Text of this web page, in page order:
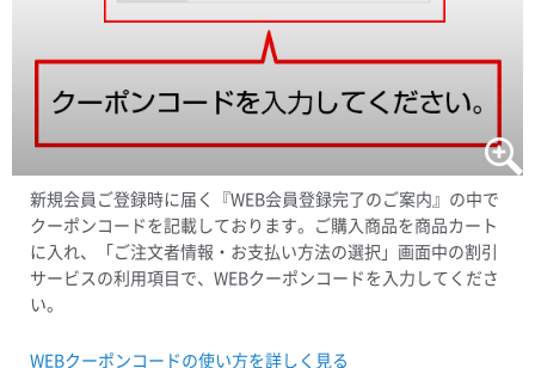
新規会員ご登録時に届く『WEB会員登録完了のご案内』の中で
クーポンコードを記載しております。ご購入商品を商品カート
に入れ、「ご注文者情報・お支払い方法の選択」画面中の割引
サービスの利用項目で、WEBクーポンコードを入力してくださ
い。
WEBクーポンコードの使い方を詳しく見る